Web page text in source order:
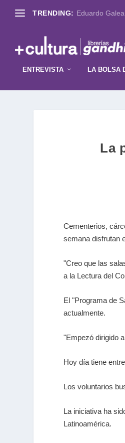
TRENDING: Eduardo
ENTREVISTA LA BOLSA
La
Cementerios,
semana disfrutan
"Creo que las
a la Lectura del
El "Programa de
actualmente.
"Empezó dirigido
Hoy día tiene
Los voluntarios
La iniciativa ha
Latinoamérica.